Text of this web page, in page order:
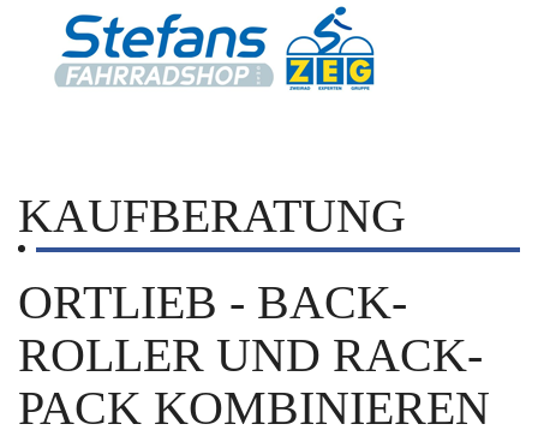
KAUFBERATUNG
ORTLIEB - BACK-
ROLLER UND RACK-
PACK KOMBINIEREN